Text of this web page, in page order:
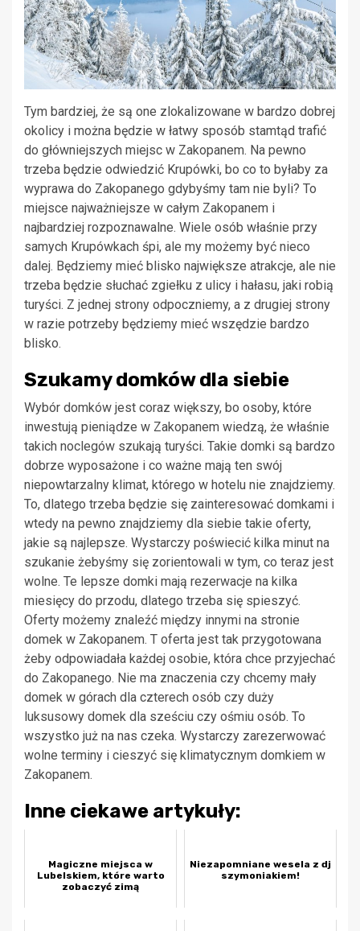
Tym bardziej, że są one zlokalizowane w bardzo dobrej
okolicy i można będzie w łatwy sposób stamtąd trafić
do główniejszych miejsc w Zakopanem. Na pewno
trzeba będzie odwiedzić Krupówki, bo co to byłaby za
wyprawa do Zakopanego gdybyśmy tam nie byli? To
miejsce najważniejsze w całym Zakopanem i
najbardziej rozpoznawalne. Wiele osób właśnie przy
samych Krupówkach śpi, ale my możemy być nieco
dalej. Będziemy mieć blisko największe atrakcje, ale nie
trzeba będzie słuchać zgiełku z ulicy i hałasu, jaki robią
turyści. Z jednej strony odpoczniemy, a z drugiej strony
w razie potrzeby będziemy mieć wszędzie bardzo
blisko.
Szukamy domków dla siebie
Wybór domków jest coraz większy, bo osoby, które
inwestują pieniądze w Zakopanem wiedzą, że właśnie
takich noclegów szukają turyści. Takie domki są bardzo
dobrze wyposażone i co ważne mają ten swój
niepowtarzalny klimat, którego w hotelu nie znajdziemy.
To, dlatego trzeba będzie się zainteresować domkami i
wtedy na pewno znajdziemy dla siebie takie oferty,
jakie są najlepsze. Wystarczy poświecić kilka minut na
szukanie żebyśmy się zorientowali w tym, co teraz jest
wolne. Te lepsze domki mają rezerwacje na kilka
miesięcy do przodu, dlatego trzeba się spieszyć.
Oferty możemy znaleźć między innymi na stronie
domek w Zakopanem. T oferta jest tak przygotowana
żeby odpowiadała każdej osobie, która chce przyjechać
do Zakopanego. Nie ma znaczenia czy chcemy mały
domek w górach dla czterech osób czy duży
luksusowy domek dla sześciu czy ośmiu osób. To
wszystko już na nas czeka. Wystarczy zarezerwować
wolne terminy i cieszyć się klimatycznym domkiem w
Zakopanem.
Inne ciekawe artykuły:
Magiczne miejsca w
Lubelskiem, które warto
zobaczyć zimą
Niezapomniane wesela z dj
szymoniakiem!